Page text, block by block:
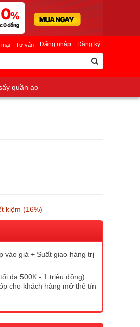
Đăng nhập Đăng ký
Tư vấn
quần áo
kiệm (16%)
vào giá + Suất giao hàng trị
đa 500K - 1 triệu đồng)
cho khách hàng mở thẻ tín